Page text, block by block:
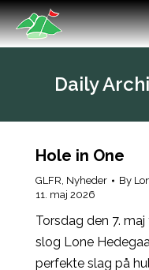
Daily
Hole in One
GLFR, Nyheder By
11. maj 2026
Torsdag den 7.
slog Lone
perfekte slag på